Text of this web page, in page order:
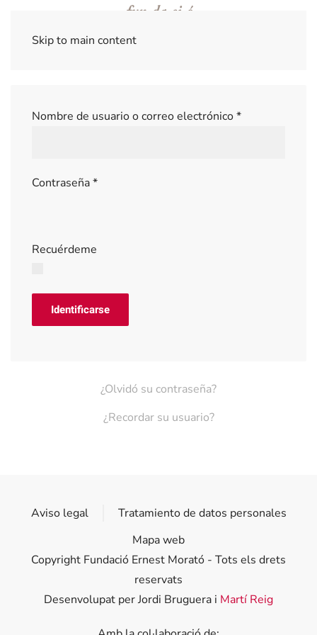
Skip to main content
Nombre de usuario o correo electrónico*
Contraseña*
Recuérdeme
Identificarse
¿Olvidó su contraseña?
¿Recordar su usuario?
Aviso legal
Tratamiento de datos personales
Mapa web
Copyright Fundació Ernest Morató - Tots els drets
reservats
Desenvolupat per Jordi Bruguera i Martí Reig